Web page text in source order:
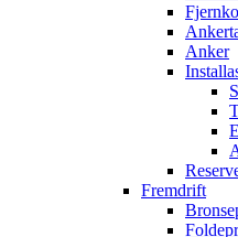
Anker
Fremdrift